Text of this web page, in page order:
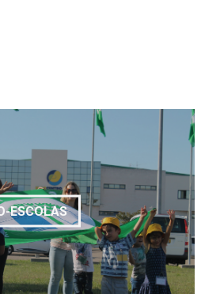
ESCOLAS